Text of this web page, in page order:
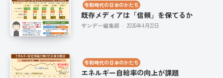
令和時代の日本のかたち
既存メディアは「信頼」を保てるか
サンデー編集部 - 2026年4月22日
令和時代の日本のかたち
エネルギー自給率の向上が課題